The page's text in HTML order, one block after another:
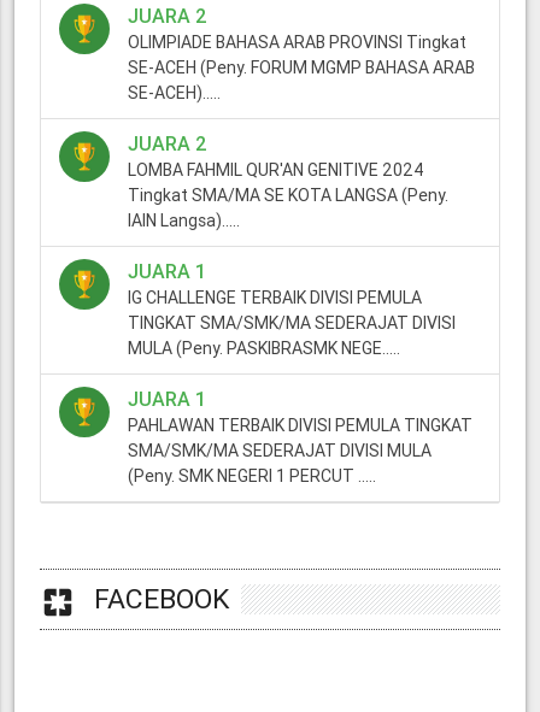
JUARA 2
OLIMPIADE BAHASA ARAB PROVINSI Tingkat
SE-ACEH (Peny. FORUM MGMP BAHASA ARAB
SE-ACEH).....
JUARA 2
LOMBA FAHMIL QUR'AN GENITIVE 2024
Tingkat SMA/MA SE KOTA LANGSA (Peny.
IAIN Langsa).....
JUARA 1
IG CHALLENGE TERBAIK DIVISI PEMULA
TINGKAT SMA/SMK/MA SEDERAJAT DIVISI
MULA (Peny. PASKIBRASMK NEGE.....
JUARA 1
PAHLAWAN TERBAIK DIVISI PEMULA TINGKAT
SMA/SMK/MA SEDERAJAT DIVISI MULA
(Peny. SMK NEGERI 1 PERCUT .....
pages FACEBOOK